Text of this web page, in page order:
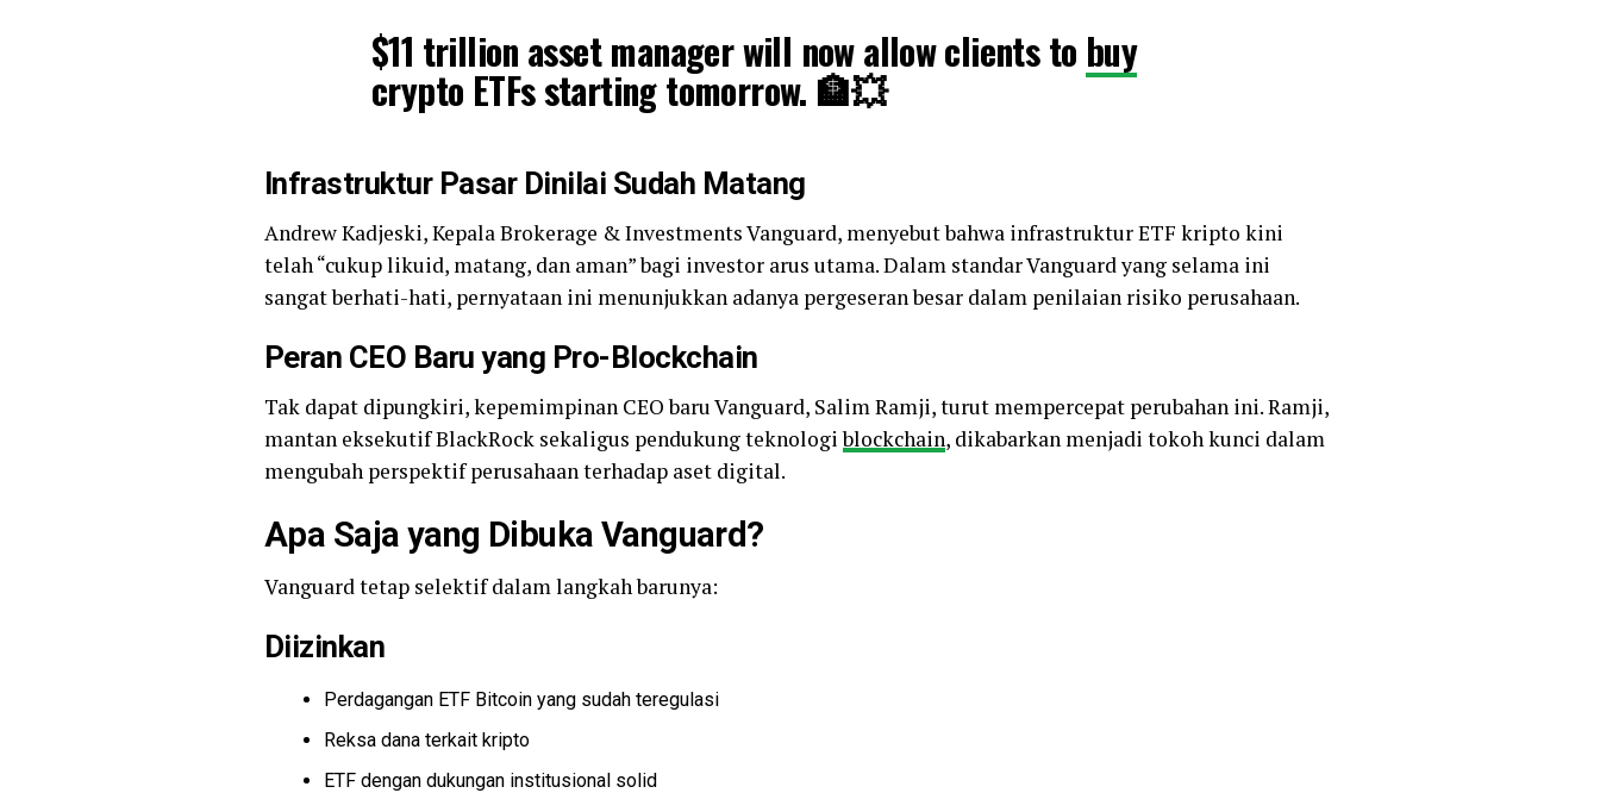
$11 trillion asset manager will now allow clients to buy
crypto ETFs starting tomorrow. 🏦💥
Billions in retirement funds, pensions & endowments are
about to get crypto exposure.#XRP
#Ripple#InstitutionalAdoptionpic.twitter.com/XkoA2bc3Rg
— Arthur (@XrpArthur) December 2, 2025
Infrastruktur Pasar Dinilai Sudah Matang
Andrew Kadjeski, Kepala Brokerage & Investments Vanguard, menyebut bahwa infrastruktur ETF kripto kini
telah “cukup likuid, matang, dan aman” bagi investor arus utama. Dalam standar Vanguard yang selama ini
sangat berhati-hati, pernyataan ini menunjukkan adanya pergeseran besar dalam penilaian risiko perusahaan.
Peran CEO Baru yang Pro-Blockchain
Tak dapat dipungkiri, kepemimpinan CEO baru Vanguard, Salim Ramji, turut mempercepat perubahan ini. Ramji,
mantan eksekutif BlackRock sekaligus pendukung teknologiblockchain, dikabarkan menjadi tokoh kunci dalam
mengubah perspektif perusahaan terhadap aset digital.
Apa Saja yang Dibuka Vanguard?
Vanguard tetap selektif dalam langkah barunya:
Diizinkan
Perdagangan ETF Bitcoin yang sudah teregulasi
Reksa dana terkait kripto
ETF dengan dukungan institusional solid